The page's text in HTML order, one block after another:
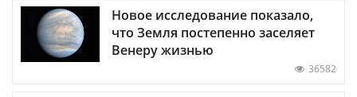
Новое исследование показало,
что Земля постепенно заселяет
Венеру жизнью
36582